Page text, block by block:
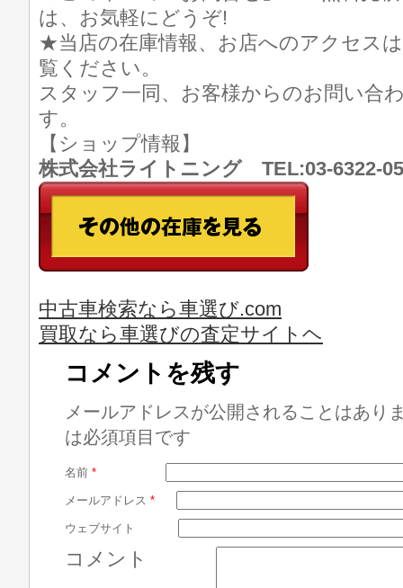
は、お気軽にどうぞ!
★当店の在庫情報、お店へのアクセス
覧ください。
スタッフ一同、お客様からのお問い合
す。
【ショップ情報】
株式会社ライトニング TEL:03-6322-
中古車検索なら車選び.com
買取なら車選びの査定サイトヘ
コメントを残す
メールアドレスが公開されることはあり
は必須項目です
名前 *
メールアドレス *
ウェブサイト
コメント